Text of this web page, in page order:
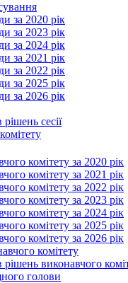
за 2020 рік
за 2023 рік
за 2024 рік
за 2021 рік
за 2022 рік
за 2025 рік
за 2026 рік
сесії
комітету за 2020 рік
комітету за 2021 рік
комітету за 2022 рік
комітету за 2023 рік
комітету за 2024 рік
комітету за 2025 рік
комітету за 2026 рік
комітету
виконавчого
голови